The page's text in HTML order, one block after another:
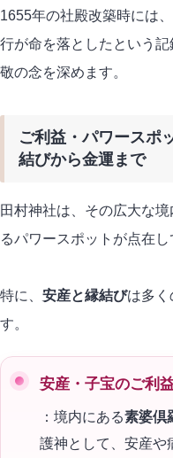
1655年の社殿改築時には
行が命を落としたという
敬の念を深めます。
ご利益・パワースポ
結びから金運まで
田村神社は、その広大な
るパワースポットが点在し
特に、 安産と縁結びは多く
す。
安産・子宝のご利
：境内にある素婆倶
護神として、安産や